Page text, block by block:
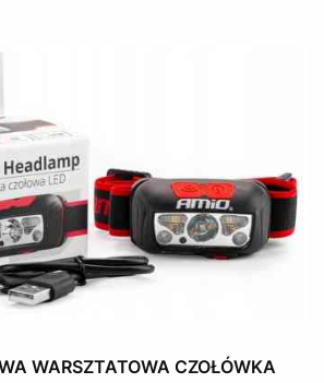
WARSZTATOWA CZOŁÓWKA